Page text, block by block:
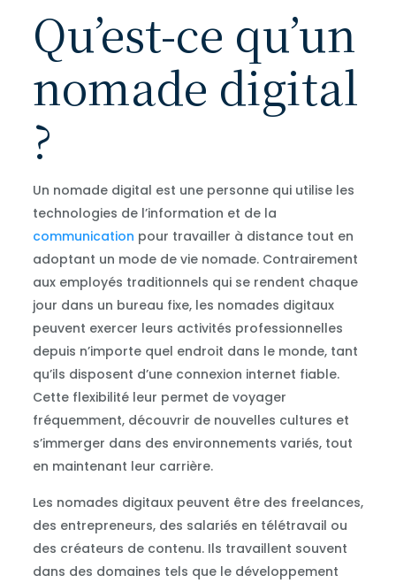
Qu’est-ce qu’un
nomade digital
?
Un nomade digital est une personne qui utilise les
technologies de l’information et de la
communication pour travailler à distance tout en
adoptant un mode de vie nomade. Contrairement
aux employés traditionnels qui se rendent chaque
jour dans un bureau fixe, les nomades digitaux
peuvent exercer leurs activités professionnelles
depuis n’importe quel endroit dans le monde, tant
qu’ils disposent d’une connexion internet fiable.
Cette flexibilité leur permet de voyager
fréquemment, découvrir de nouvelles cultures et
s’immerger dans des environnements variés, tout
en maintenant leur carrière.
Les nomades digitaux peuvent être des freelances,
des entrepreneurs, des salariés en télétravail ou
des créateurs de contenu. Ils travaillent souvent
dans des domaines tels que le développement